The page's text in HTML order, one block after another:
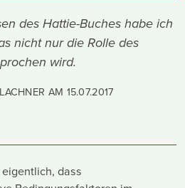
des Hattie-Buches habe ich
nicht nur die Rolle des
wird.
AM 15.07.2017
dass